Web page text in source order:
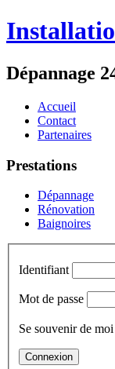
Dépannage
Accueil
Contact
Partenaires
Prestations
Dépannage
Rénovation
Baignoires
Identifiant
Mot de passe
Se souvenir de moi